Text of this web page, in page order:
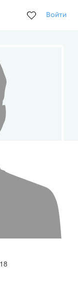
Войти